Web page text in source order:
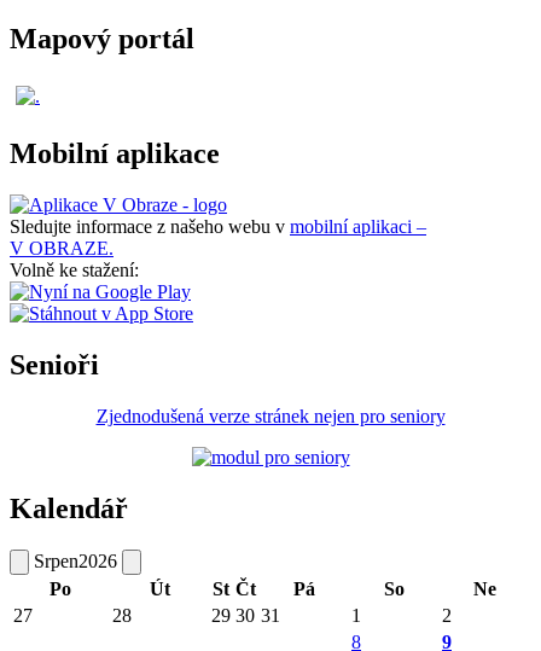
Mapový portál
Mobilní aplikace
Sledujte informace z našeho webu v mobilní aplikaci –
V OBRAZE.
Volně ke stažení:
Senioři
Zjednodušená verze stránek nejen pro seniory
Kalendář
Srpen2026
Po
Út St Čt Pá So
Ne
27
28 29 30 31 1
2
8
9